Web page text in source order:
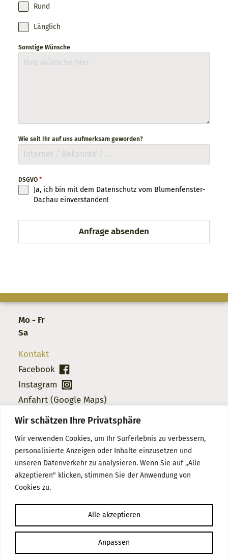
Wir schätzen Ihre Privatsphäre
Wir verwenden Cookies, um Ihr Surferlebnis zu verbessern,
personalisierte Anzeigen oder Inhalte einzusetzen und
unseren Datenverkehr zu analysieren. Wenn Sie auf „Alle
akzeptieren" klicken, stimmen Sie der Anwendung von
Cookies zu.
Anpassen
Alle akzeptieren
Rund
Länglich
Sonstige Wünsche
Wie seit Ihr auf uns aufmerksam geworden?
DSGVO *
Ja, ich bin mit dem Datenschutz vom Blumenfenster-
Dachau einverstanden!
Anfrage absenden
Partner / Referenzen
Service
Datenschutz
Impressum
Mo - Fr
Sa
Kontakt
Facebook
Instagram
Anfahrt (Google Maps)
10:00 – 18:00 Uhr
9:00 – 13:00 Uhr